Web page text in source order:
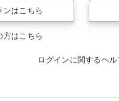
ンはこちら
方はこちら
ログインに関するヘル